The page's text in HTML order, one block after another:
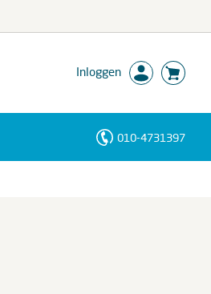
Inloggen
010-4731397